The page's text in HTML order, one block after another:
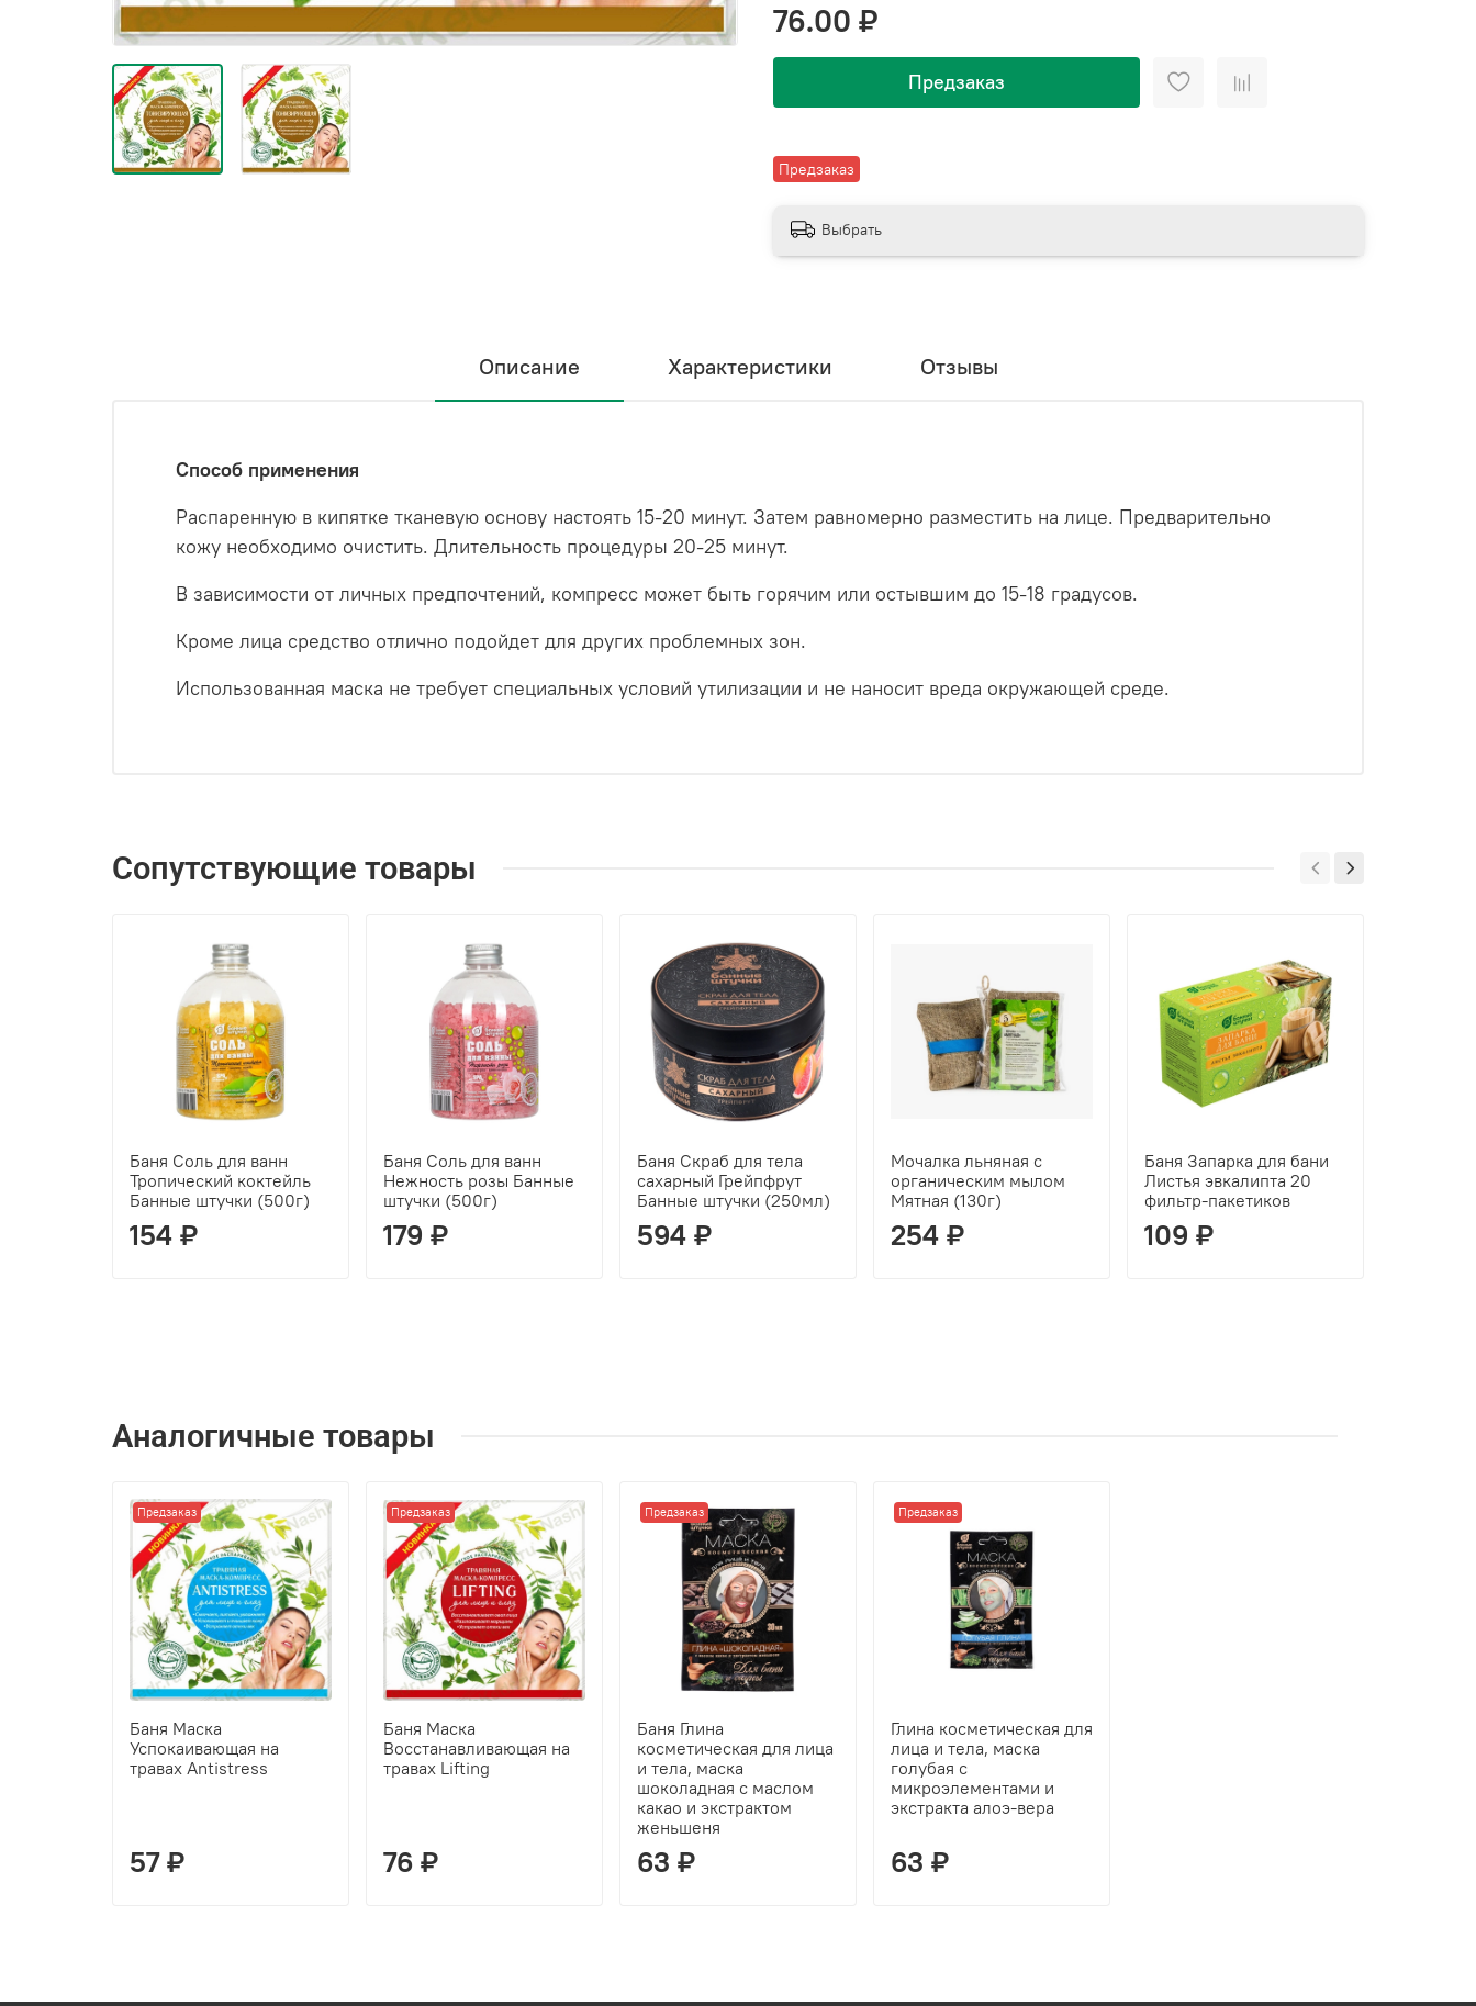
Предзаказ
76.00 ₽
Предзаказ
Выбрать
Описание Характеристики Отзывы
Способ применения
Распаренную в кипятке тканевую основу настоять 15-20 минут. Затем равномерно разместить на лице. Предварительно
кожу необходимо очистить. Длительность процедуры 20-25 минут.
В зависимости от личных предпочтений, компресс может быть горячим или остывшим до 15-18 градусов.
Кроме лица средство отлично подойдет для других проблемных зон.
Использованная маска не требует специальных условий утилизации и не наносит вреда окружающей среде.
Сопутствующие товары
Баня Соль для ванн
Тропический коктейль
Банные штучки (500г)
154 ₽
Баня Соль для ванн
Нежность розы Банные
штучки (500г)
179 ₽
Баня Скраб для тела
сахарный Грейпфрут
Банные штучки (250мл)
594 ₽
Мочалка льняная с
органическим мылом
Мятная (130г)
254 ₽
Баня Запарка для бани
Листья эвкалипта 20
фильтр-пакетиков
109 ₽
Аналогичные товары
Предзаказ
Баня Маска
Успокаивающая на
травах Antistress
57 ₽
Предзаказ
Баня Маска
Восстанавливающая на
травах Lifting
76 ₽
Предзаказ
Баня Глина
косметическая для лица
и тела, маска
шоколадная с маслом
какао и экстрактом
женьшеня
63 ₽
Предзаказ
Глина косметическая для
лица и тела, маска
голубая с
микроэлементами и
экстракта алоэ-вера
63 ₽